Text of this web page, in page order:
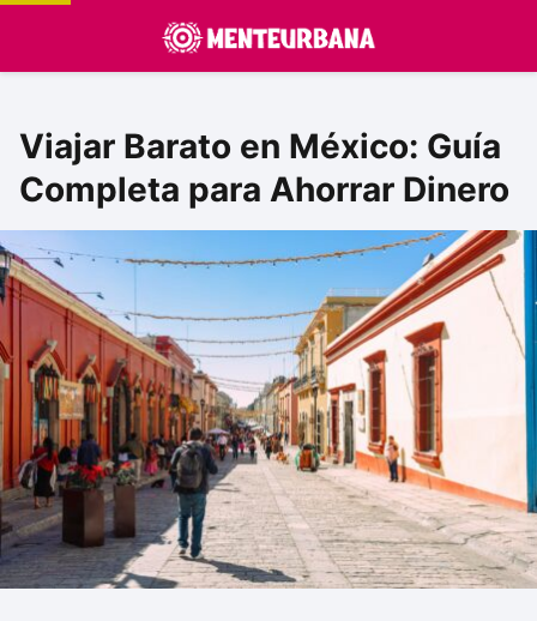
Viajar Barato en México: Guía
Completa para Ahorrar Dinero